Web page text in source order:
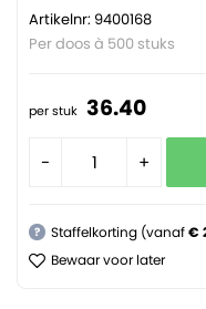
Artikelnr: 9400168
Per doos à 500 stuks
per stuk 36.40
- +
? Staffelkorting (vanaf€
Bewaar voor later